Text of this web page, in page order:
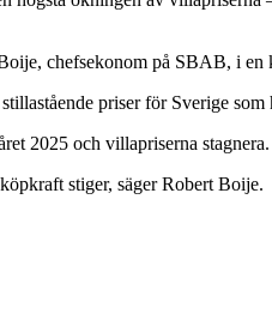
chefsekonom på SBAB, i en
priser för Sverige som
2025 och villapriserna stagnera.
stiger, säger Robert Boije.